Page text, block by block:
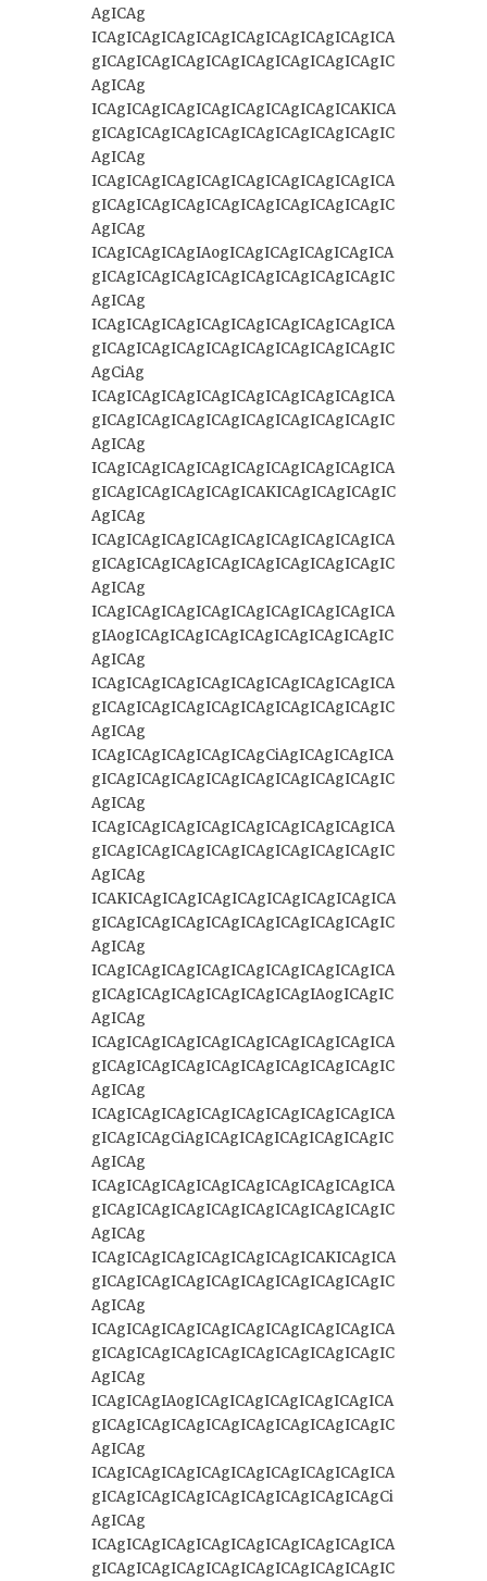
AgICAg
ICAgICAgICAgICAgICAgICAgICAgICAgICA
gICAgICAgICAgICAgICAgICAgICAgICAgIC
AgICAg
ICAgICAgICAgICAgICAgICAgICAgICAKICA
gICAgICAgICAgICAgICAgICAgICAgICAgIC
AgICAg
ICAgICAgICAgICAgICAgICAgICAgICAgICA
gICAgICAgICAgICAgICAgICAgICAgICAgIC
AgICAg
ICAgICAgICAgIAogICAgICAgICAgICAgICA
gICAgICAgICAgICAgICAgICAgICAgICAgIC
AgICAg
ICAgICAgICAgICAgICAgICAgICAgICAgICA
gICAgICAgICAgICAgICAgICAgICAgICAgIC
AgCiAg
ICAgICAgICAgICAgICAgICAgICAgICAgICA
gICAgICAgICAgICAgICAgICAgICAgICAgIC
AgICAg
ICAgICAgICAgICAgICAgICAgICAgICAgICA
gICAgICAgICAgICAgICAKICAgICAgICAgIC
AgICAg
ICAgICAgICAgICAgICAgICAgICAgICAgICA
gICAgICAgICAgICAgICAgICAgICAgICAgIC
AgICAg
ICAgICAgICAgICAgICAgICAgICAgICAgICA
gIAogICAgICAgICAgICAgICAgICAgICAgIC
AgICAg
ICAgICAgICAgICAgICAgICAgICAgICAgICA
gICAgICAgICAgICAgICAgICAgICAgICAgIC
AgICAg
ICAgICAgICAgICAgICAgCiAgICAgICAgICA
gICAgICAgICAgICAgICAgICAgICAgICAgIC
AgICAg
ICAgICAgICAgICAgICAgICAgICAgICAgICA
gICAgICAgICAgICAgICAgICAgICAgICAgIC
AgICAg
ICAKICAgICAgICAgICAgICAgICAgICAgICA
gICAgICAgICAgICAgICAgICAgICAgICAgIC
AgICAg
ICAgICAgICAgICAgICAgICAgICAgICAgICA
gICAgICAgICAgICAgICAgICAgIAogICAgIC
AgICAg
ICAgICAgICAgICAgICAgICAgICAgICAgICA
gICAgICAgICAgICAgICAgICAgICAgICAgIC
AgICAg
ICAgICAgICAgICAgICAgICAgICAgICAgICA
gICAgICAgCiAgICAgICAgICAgICAgICAgIC
AgICAg
ICAgICAgICAgICAgICAgICAgICAgICAgICA
gICAgICAgICAgICAgICAgICAgICAgICAgIC
AgICAg
ICAgICAgICAgICAgICAgICAgICAKICAgICA
gICAgICAgICAgICAgICAgICAgICAgICAgIC
AgICAg
ICAgICAgICAgICAgICAgICAgICAgICAgICA
gICAgICAgICAgICAgICAgICAgICAgICAgIC
AgICAg
ICAgICAgIAogICAgICAgICAgICAgICAgICA
gICAgICAgICAgICAgICAgICAgICAgICAgIC
AgICAg
ICAgICAgICAgICAgICAgICAgICAgICAgICA
gICAgICAgICAgICAgICAgICAgICAgICAgCi
AgICAg
ICAgICAgICAgICAgICAgICAgICAgICAgICA
gICAgICAgICAgICAgICAgICAgICAgICAgIC